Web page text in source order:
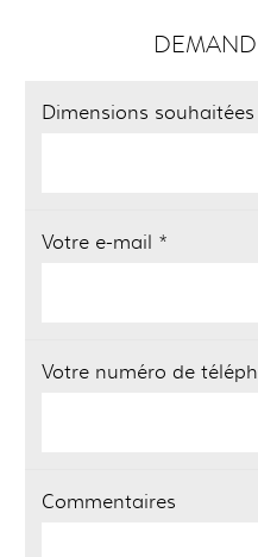
Dimensions
Votre e-mail *
Votre numéro de
Commentaires